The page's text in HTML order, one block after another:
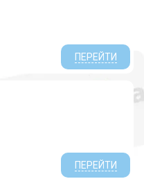
ПЕРЕЙТИ
ПЕРЕЙТИ